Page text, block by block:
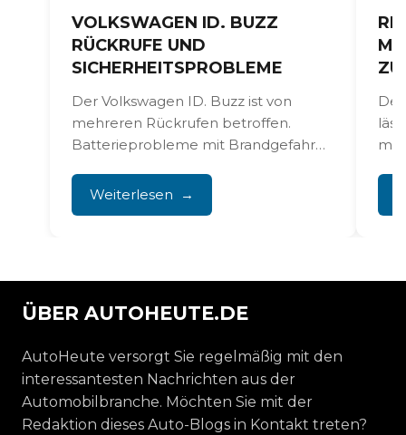
VOLKSWAGEN ID. BUZZ
RÜCKRUFE UND
SICHERHEITSPROBLEME
Der Volkswagen ID. Buzz ist von
mehreren Rückrufen betroffen.
Batterieprobleme mit Brandgefahr
Außerdem gibt es in...
Weiterlesen
ÜBER AUTOHEUTE.DE
AutoHeute versorgt Sie regelmäßig mit den
interessantesten Nachrichten aus der
Automobilbranche. Möchten Sie mit der
Redaktion dieses Auto-Blogs in Kontakt treten?